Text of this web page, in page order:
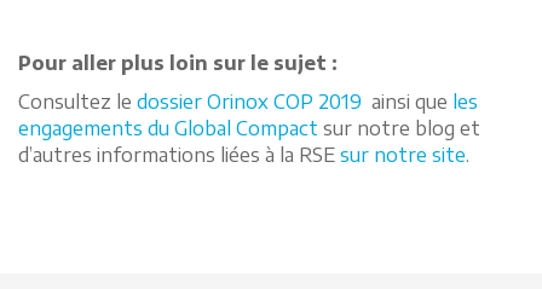
Pour aller plus loin sur le sujet :
Consultez le dossier Orinox COP 2019 ainsi que les
engagements du Global Compact sur notre blog et
d’autres informations liées à la RSE sur notre site.